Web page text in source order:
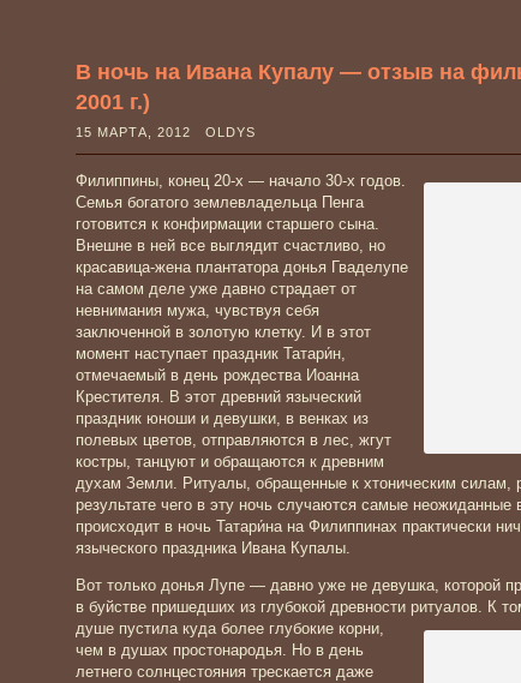
В ночь на Ивана Купалу — отзыв на
2001 г.)
15 МАРТА, 2012 OLDYS
Филиппины, конец 20-х — начало 30-х годов.
Семья богатого землевладельца Пенга
готовится к конфирмации старшего сына.
Внешне в ней все выглядит счастливо, но
красавица-жена плантатора донья Гваделупе
на самом деле уже давно страдает от
невнимания мужа, чувствуя себя
заключенной в золотую клетку. И в этот
момент наступает праздник Татари́н,
отмечаемый в день рождества Иоанна
Крестителя. В этот древний языческий
праздник юноши и девушки, в венках из
полевых цветов, отправляются в лес, жгут
костры, танцуют и обращаются к древним
духам Земли. Ритуалы, обращенные к хтоническим силам,
результате чего в эту ночь случаются самые
происходит в ночь Татари́на на Филиппинах практически
языческого праздника Ивана Купалы.
Вот только донья Лупе — давно уже не девушка, которой
в буйстве пришедших из глубокой древности ритуалов. К
душе пустила куда более глубокие корни,
чем в душах простонародья. Но в день
летнего солнцестояния трескается даже